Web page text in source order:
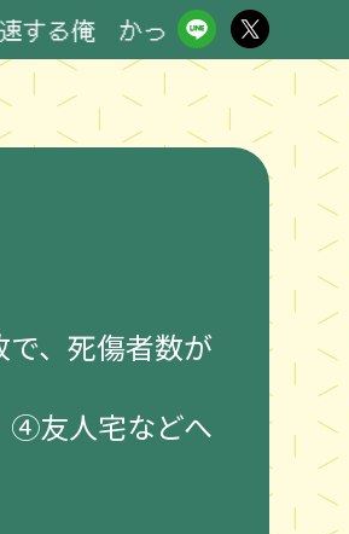
かっこいい RN ロクヨン男子
、死傷者数が
人宅などへ